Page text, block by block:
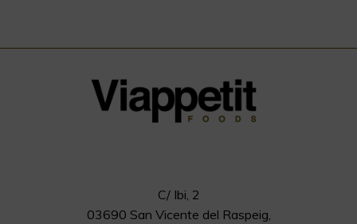
C/ Ibi, 2
03690 San Vicente del Raspeig,